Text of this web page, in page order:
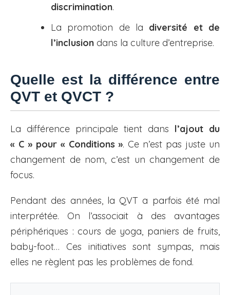
discrimination.
La promotion de la diversité et de
l’inclusion dans la culture d’entreprise.
Quelle est la différence entre
QVT et QVCT ?
La différence principale tient dans l’ajout du
« C » pour « Conditions ». Ce n’est pas juste un
changement de nom, c’est un changement de
focus.
Pendant des années, la QVT a parfois été mal
interprétée. On l’associait à des avantages
périphériques : cours de yoga, paniers de fruits,
baby-foot… Ces initiatives sont sympas, mais
elles ne règlent pas les problèmes de fond.